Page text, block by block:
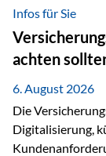
Infos für Sie
achten
6. August 2026
Die
Digitalisierung,